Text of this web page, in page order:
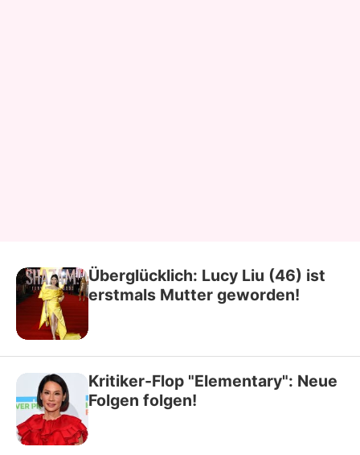
Überglücklich: Lucy Liu (46) ist
erstmals Mutter geworden!
Kritiker-Flop "Elementary": Neue
Folgen folgen!